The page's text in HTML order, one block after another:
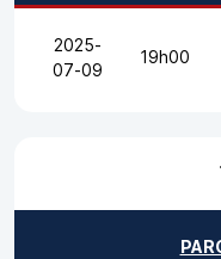
2025-
07-09
19h00